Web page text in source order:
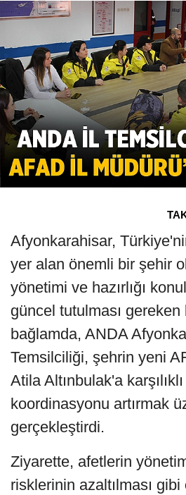
Afyonkarahisar,
yer alan önemli bir şehir
yönetimi ve hazırlığı
güncel tutulması
bağlamda, ANDA
Temsilciliği, şehrin yeni
Atila Altınbulak'a
koordinasyonu artırmak
gerçekleştirdi.
Ziyarette, afetlerin
risklerinin azaltılması